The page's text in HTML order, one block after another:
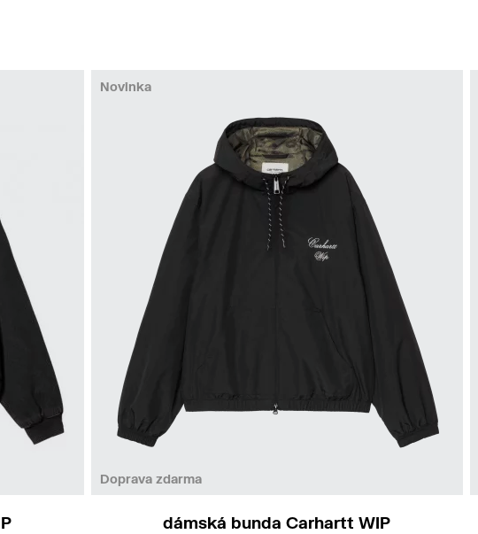
Doprava zdarma
Novinka
dámská bunda Carhartt WIP